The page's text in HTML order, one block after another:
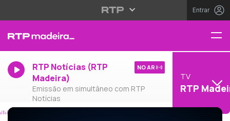
Entrar
RTP Notícias (RTP
Madeira)
Emissão em simultâneo com RTP
Notícias
NO AR
TV
RTP